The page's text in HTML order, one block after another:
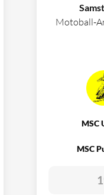
Motoball-
MSC
MSC